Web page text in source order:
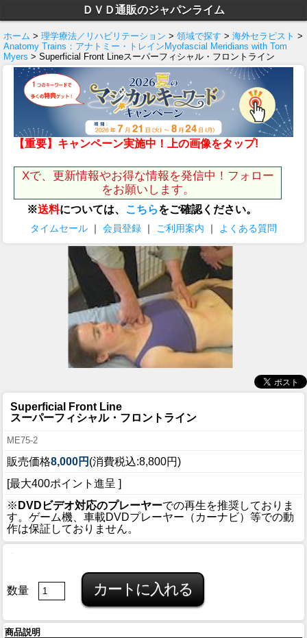
ＤＶＤ通販のジャパンライム
ホーム > 理学療法／リハビリテーション > 領域で探す > 海外セラピスト >
Anatomy Trains：アナトミー・トレインMyofascial Meridians with Tom
Myers > Superficial Front Lineスーパーフィシャル・フロントライン
【重要】キャンペーン実施中！上の画像をタップ!
Xで、更新情報やお得な情報を発信中！フォロー
をお願いします。
※送料については、 こちらをご確認ください。
タイムセール ｜ 会員登録 ｜ ご利用案内 ｜ よくある質問
Superficial Front Line
スーパーフィシャル・フロントライン
ME75-2
販売価格8,000円 (消費税込:8,800円)
[最大400ポイント進呈 ]
※ DVDビデオ対応のプレーヤーでの再生を推奨しておりま
す。ゲーム機、車載DVDプレーヤー（カーナビ）等での動
作は保証しておりません。
数量
商品説明